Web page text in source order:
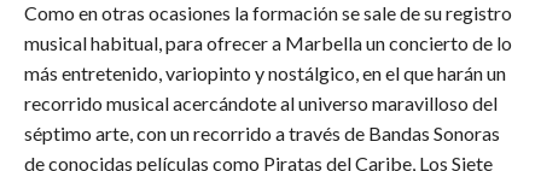
Como en otras ocasiones la formación se sale de su registro
musical habitual, para ofrecer a Marbella un concierto de lo
más entretenido, variopinto y nostálgico, en el que harán un
recorrido musical acercándote al universo maravilloso del
séptimo arte, con un recorrido a través de Bandas Sonoras
de conocidas películas como Piratas del Caribe, Los Siete